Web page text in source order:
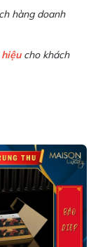
hàng doanh
cho khách